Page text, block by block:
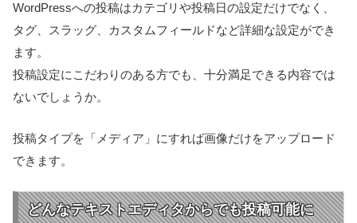
WordPressへの投稿はカテゴリや投稿日の設定だけでなく、
タグ、スラッグ、カスタムフィールドなど詳細な設定ができ
ます。
投稿設定にこだわりのある方でも、十分満足できる内容では
ないでしょうか。
投稿タイプを「メディア」にすれば画像だけをアップロード
できます。
どんなテキストエディタからでも投稿可能に